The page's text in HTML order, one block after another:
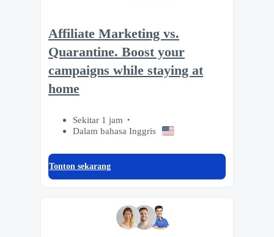
Affiliate Marketing vs.
Quarantine. Boost your
campaigns while staying at
home
Sekitar 1 jam
Dalam bahasa Inggris
Tonton sekarang